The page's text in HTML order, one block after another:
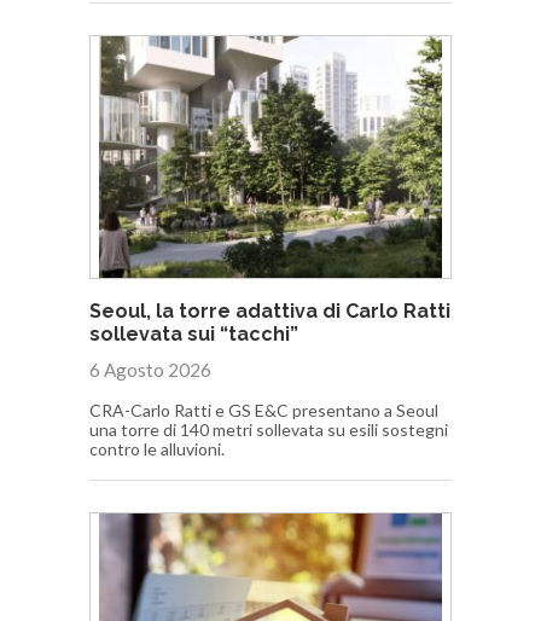
Seoul, la torre adattiva di Carlo Ratti
sollevata sui “tacchi”
6 Agosto 2026
CRA-Carlo Ratti e GS E&C presentano a Seoul
una torre di 140 metri sollevata su esili sostegni
contro le alluvioni.